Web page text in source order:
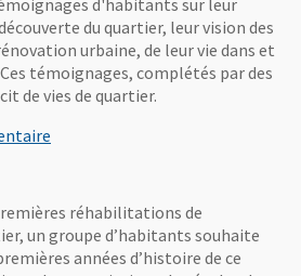
d'habitants sur leur
du quartier, leur vision des
urbaine, de leur vie dans et
témoignages, complétés par des
de vies de quartier.
réhabilitations de
un groupe d’habitants souhaite
années d’histoire de ce